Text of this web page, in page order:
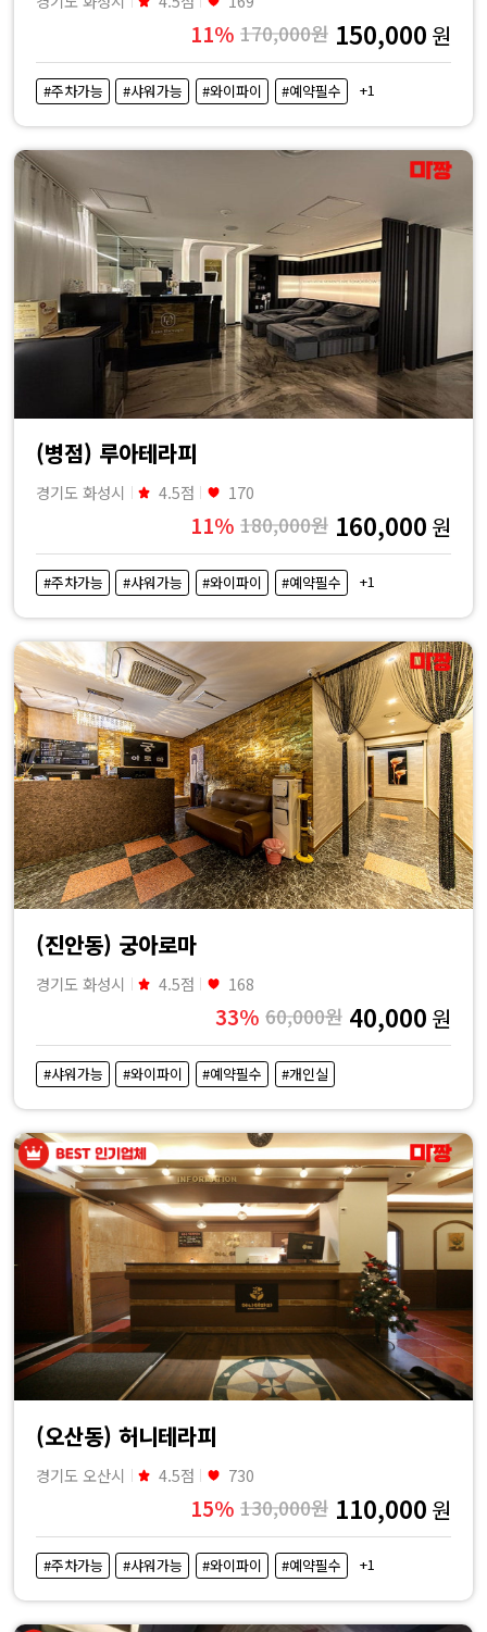
11% 170,000원 150,000 원
#주차가능 #샤워가능 #와이파이 #예약필수 +1
(병점) 루아테라피
경기도 화성시 4.5점 170
11% 180,000원 160,000 원
#주차가능 #샤워가능 #와이파이 #예약필수 +1
(진안동) 궁아로마
경기도 화성시 4.5점 168
33% 60,000원 40,000 원
#샤워가능 #와이파이 #예약필수 #개인실
(오산동) 허니테라피
경기도 오산시 4.5점 730
15% 130,000원 110,000 원
#주차가능 #샤워가능 #와이파이 #예약필수 +1